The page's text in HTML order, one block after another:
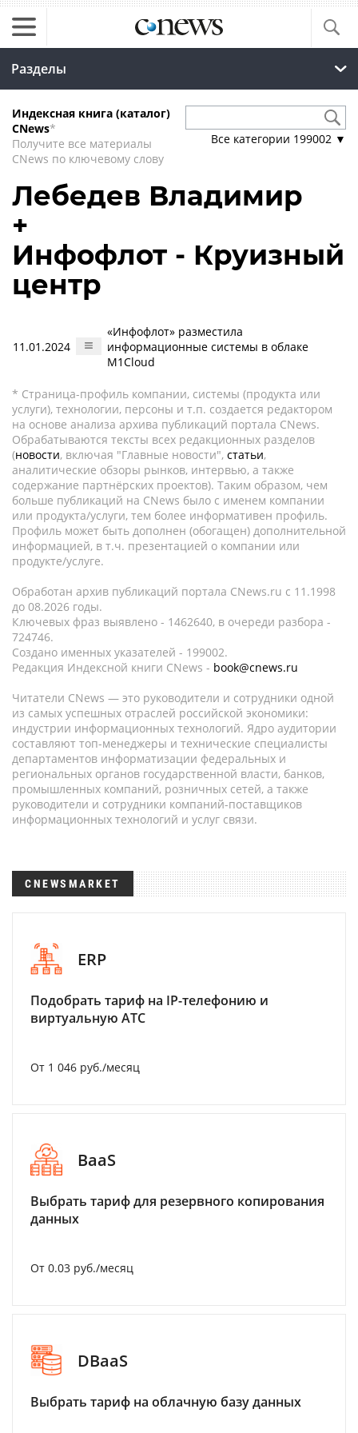
Разделы
Индексная книга (каталог)
CNews*
Получите все материалы
CNews по ключевому слову
Все категории 199002 ▼
Лебедев Владимир
+
Инфофлот - Круизный
центр
11.01.2024
«Инфофлот» разместила
информационные системы в облаке
M1Cloud
* Страница-профиль компании, системы (продукта или
услуги), технологии, персоны и т.п. создается редактором
на основе анализа архива публикаций портала CNews.
Обрабатываются тексты всех редакционных разделов
(новости, включая "Главные новости", статьи,
аналитические обзоры рынков, интервью, а также
содержание партнёрских проектов). Таким образом, чем
больше публикаций на CNews было с именем компании
или продукта/услуги, тем более информативен профиль.
Профиль может быть дополнен (обогащен) дополнительной
информацией, в т.ч. презентацией о компании или
продукте/услуге.
Обработан архив публикаций портала CNews.ru c 11.1998
до 08.2026 годы.
Ключевых фраз выявлено - 1462640, в очереди разбора -
724746.
Создано именных указателей - 199002.
Редакция Индексной книги CNews - book@cnews.ru
Читатели CNews — это руководители и сотрудники одной
из самых успешных отраслей российской экономики:
индустрии информационных технологий. Ядро аудитории
составляют топ-менеджеры и технические специалисты
департаментов информатизации федеральных и
региональных органов государственной власти, банков,
промышленных компаний, розничных сетей, а также
руководители и сотрудники компаний-поставщиков
информационных технологий и услуг связи.
CNEWSMARKET
ERP
Подобрать тариф на IP-телефонию и
виртуальную АТС
От 1 046 руб./месяц
BaaS
Выбрать тариф для резервного копирования
данных
От 0.03 руб./месяц
DBaaS
Выбрать тариф на облачную базу данных